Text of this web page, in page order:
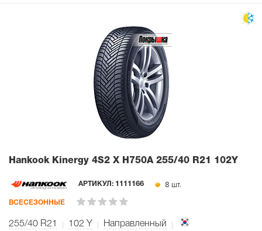
Hankook Kinergy 4S2 X H750A 255/40 R21 102Y
АРТИКУЛ: 1111166 8 шт.
ВСЕСЕЗОННЫЕ
255/40 R21 102 Y Направленный